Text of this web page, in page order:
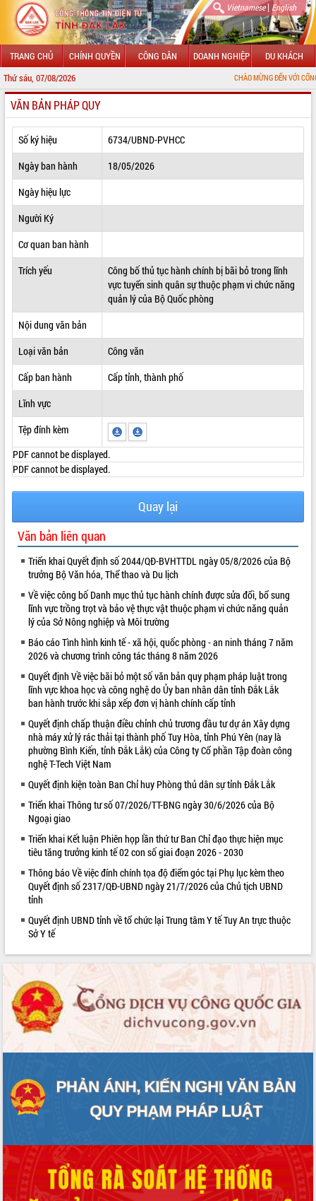
Vietnamese| English
TRANG CHỦ CHÍNH QUYỀN CÔNG DÂN DOANH NGHIỆP DU KHÁCH
Thứ sáu, 07/08/2026 CHÀO MỪNG ĐẾN VỚI CỔNG THÔNG TIN
GIỚI THIỆU
LÃNH ĐẠO UBND TỈNH
TIN TỨC SỰ KIỆN
SỞ, BAN, NGÀNH
UBND CÁC XÃ, PHƯỜNG
THÔNG TIN CHỈ ĐẠO ĐIỀU HÀNH
HỆ THỐNG VĂN BẢN
ĐIỂM TIN VĂN BẢN
QUY HOẠCH - KẾ HOẠCH
VIDEO
Không có file video nào để phát.
ALBUM ẢNH
LIÊN KẾT WEB
VĂN BẢN PHÁP QUY
Số ký hiệu
6734/UBND-PVHCC
Ngày ban hành
18/05/2026
Ngày hiệu lực
Người Ký
Cơ quan ban hành
Trích yếu
Công bố thủ tục hành chính bị bãi bỏ trong lĩnh
vực tuyển sinh quân sự thuộc phạm vi chức năng
quản lý của Bộ Quốc phòng
Nội dung văn bản
Loại văn bản
Công văn
Cấp ban hành
Cấp tỉnh, thành phố
Lĩnh vực
Tệp đính kèm
PDF cannot be displayed.
PDF cannot be displayed.
Quay lại
Văn bản liên quan
Triển khai Quyết định số 2044/QĐ-BVHTTDL ngày 05/8/2026 của Bộ
trưởng Bộ Văn hóa, Thể thao và Du lịch
Về việc công bố Danh mục thủ tục hành chính được sửa đổi, bổ sung
lĩnh vực trồng trọt và bảo vệ thực vật thuộc phạm vi chức năng quản
lý của Sở Nông nghiệp và Môi trường
Báo cáo Tình hình kinh tế - xã hội, quốc phòng - an ninh tháng 7 năm
2026 và chương trình công tác tháng 8 năm 2026
Quyết định Về việc bãi bỏ một số văn bản quy phạm pháp luật trong
lĩnh vực khoa học và công nghệ do Ủy ban nhân dân tỉnh Đắk Lắk
ban hành trước khi sắp xếp đơn vị hành chính cấp tỉnh
Quyết định chấp thuận điều chỉnh chủ trương đầu tư dự án Xây dựng
nhà máy xử lý rác thải tại thành phố Tuy Hòa, tỉnh Phú Yên (nay là
phường Bình Kiến, tỉnh Đắk Lắk) của Công ty Cổ phần Tập đoàn công
nghệ T-Tech Việt Nam
Quyết định kiện toàn Ban Chỉ huy Phòng thủ dân sự tỉnh Đắk Lắk
Triển khai Thông tư số 07/2026/TT-BNG ngày 30/6/2026 của Bộ
Ngoại giao
Triển khai Kết luận Phiên họp lần thứ tư Ban Chỉ đạo thực hiện mục
tiêu tăng trưởng kinh tế 02 con số giai đoạn 2026 - 2030
Thông báo Về việc đính chính tọa độ điểm góc tại Phụ lục kèm theo
Quyết định số 2317/QĐ-UBND ngày 21/7/2026 của Chủ tịch UBND
tỉnh
Quyết định UBND tỉnh về tổ chức lại Trung tâm Y tế Tuy An trực thuộc
Sở Y tế